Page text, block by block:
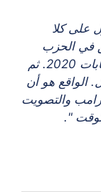
على كلا
في الحزب
الذي كذب على قاعدتهم بشأن نتائج انتخابات 2020. ثم
الواقع هو أن
والتصويت